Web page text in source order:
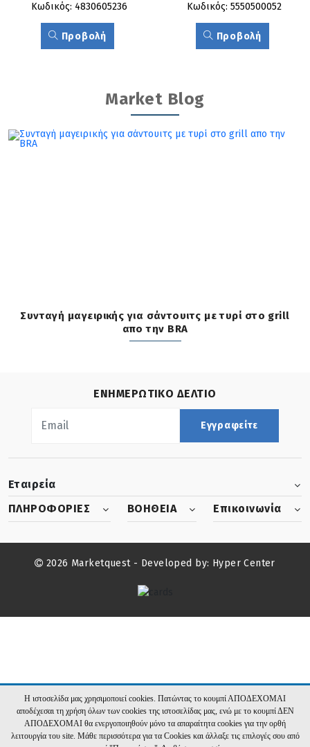
Κωδικός: 4830605236
Προβολή
Κωδικός: 5550500052
Προβολή
Market Blog
Συνταγή μαγειρικής για σάντουιτς με τυρί στο grill
απο την BRA
ΕΝΗΜΕΡΩΤΙΚΟ ΔΕΛΤΙΟ
Εγγραφείτε
Εταιρεία
ΠΛΗΡΟΦΟΡΙΕΣ
ΒΟΗΘΕΙΑ Επικοινωνία
2026 Marketquest - Developed by: Hyper Center
Η ιστοσελίδα μας χρησιμοποιεί cookies. Πατώντας το κουμπί ΑΠΟΔΕΧΟΜΑΙ
αποδέχεσαι τη χρήση όλων των cookies της ιστοσελίδας μας, ενώ με το κουμπί ΔΕΝ
ΑΠΟΔΕΧΟΜΑΙ θα ενεργοποιηθούν μόνο τα απαραίτητα cookies για την ορθή
λειτουργία του site. Μάθε περισσότερα για τα Cookies και άλλαξε τις επιλογές σου από